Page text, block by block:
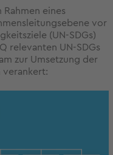
eines
vor
(UN-SDGs)
relevanten UN-SDGs
zur Umsetzung der
verankert: